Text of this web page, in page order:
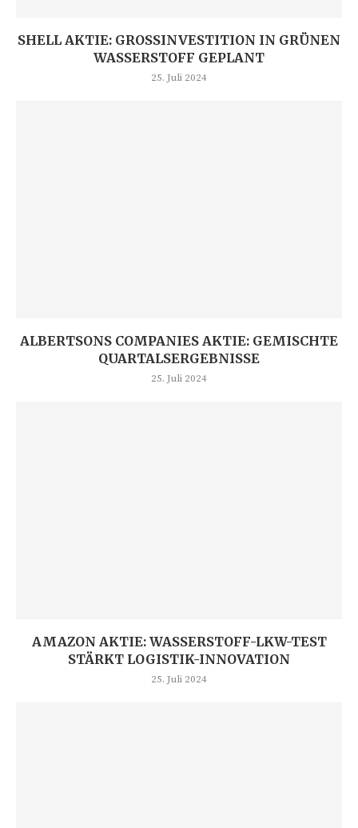
SHELL AKTIE: GROSSINVESTITION IN GRÜNEN W
ASSERSTOFF GEPLANT
25. Juli 2024
ALBERTSONS COMPANIES AKTIE: GEMISCHTE
QUARTALSERGEBNISSE
25. Juli 2024
AMAZON AKTIE: WASSERSTOFF-LKW-TEST
STÄRKT LOGISTIK-INNOVATION
25. Juli 2024